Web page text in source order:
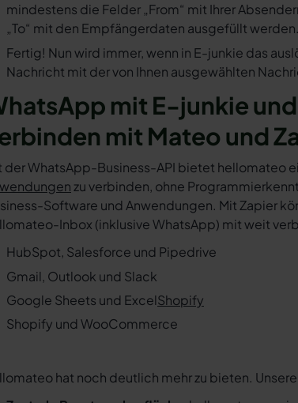
mindestens die Felder „From“ mit Ihrer
„To“ mit den Empfängerdaten ausgefüllt werden.
Fertig! Nun wird immer, wenn in E-junkie das
Nachricht mit der von Ihnen ausgewählten
mit E-junkie
mit Mateo und
der WhatsApp-Business-API bietet hellomateo
zu verbinden, ohne
Software und Anwendungen. Mit Zapier
Inbox (inklusive WhatsApp) mit weit
HubSpot, Salesforce und Pipedrive
Gmail, Outlook und Slack
Google Sheets und ExcelShopify
Shopify und WooCommerce
hat noch deutlich mehr zu bieten.